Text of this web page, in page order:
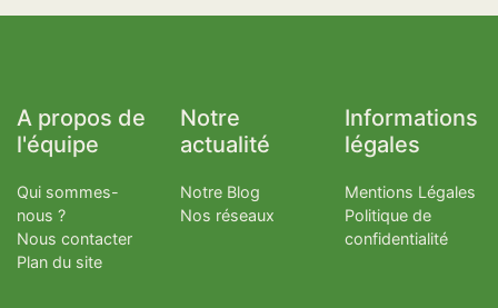
A propos de
l'équipe
Qui sommes-
nous ?
Nous contacter
Plan du site
Notre
actualité
Notre Blog
Nos réseaux
Informations
légales
Mentions Légales
Politique de
confidentialité